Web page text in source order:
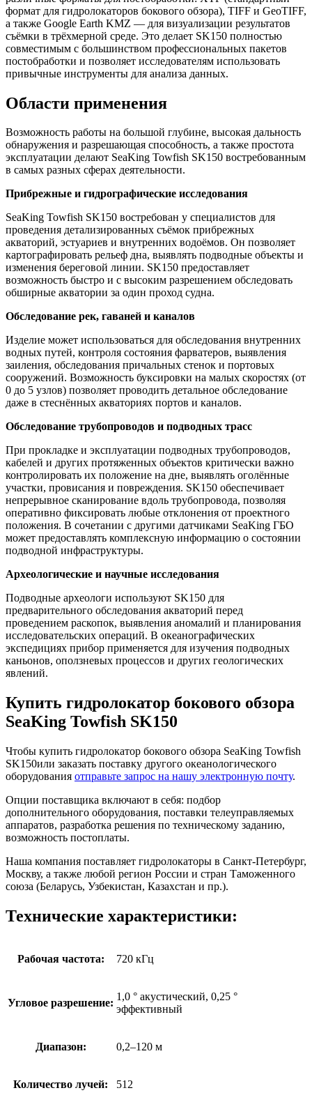
формат для гидролокаторов бокового обзора), TIFF и GeoTIFF,
а также Google Earth KMZ — для визуализации результатов
съёмки в трёхмерной среде. Это делает SK150 полностью
совместимым с большинством профессиональных пакетов
постобработки и позволяет исследователям использовать
привычные инструменты для анализа данных.
Области применения
Возможность работы на большой глубине, высокая дальность
обнаружения и разрешающая способность, а также простота
эксплуатации делают SeaKing Towfish SK150 востребованным
в самых разных сферах деятельности.
Прибрежные и гидрографические исследования
SeaKing Towfish SK150 востребован у специалистов для
проведения детализированных съёмок прибрежных
акваторий, эстуариев и внутренних водоёмов. Он позволяет
картографировать рельеф дна, выявлять подводные объекты и
изменения береговой линии. SK150 предоставляет
возможность быстро и с высоким разрешением обследовать
обширные акватории за один проход судна.
Обследование рек, гаваней и каналов
Изделие может использоваться для обследования внутренних
водных путей, контроля состояния фарватеров, выявления
заиления, обследования причальных стенок и портовых
сооружений. Возможность буксировки на малых скоростях (от
0 до 5 узлов) позволяет проводить детальное обследование
даже в стеснённых акваториях портов и каналов.
Обследование трубопроводов и подводных трасс
При прокладке и эксплуатации подводных трубопроводов,
кабелей и других протяженных объектов критически важно
контролировать их положение на дне, выявлять оголённые
участки, провисания и повреждения. SK150 обеспечивает
непрерывное сканирование вдоль трубопровода, позволяя
оперативно фиксировать любые отклонения от проектного
положения. В сочетании с другими датчиками SeaKing ГБО
может предоставлять комплексную информацию о состоянии
подводной инфраструктуры.
Археологические и научные исследования
Подводные археологи используют SK150 для
предварительного обследования акваторий перед
проведением раскопок, выявления аномалий и планирования
исследовательских операций. В океанографических
экспедициях прибор применяется для изучения подводных
каньонов, оползневых процессов и других геологических
явлений.
Купить гидролокатор бокового обзора
SeaKing Towfish SK150
Чтобы купить гидролокатор бокового обзора SeaKing Towfish
SK150или заказать поставку другого океанологического
оборудования отправьте запрос на нашу электронную почту.
Опции поставщика включают в себя: подбор
дополнительного оборудования, поставки телеуправляемых
аппаратов, разработка решения по техническому заданию,
возможность постоплаты.
Наша компания поставляет гидролокаторы в Санкт-Петербург,
Москву, а также любой регион России и стран Таможенного
союза (Беларусь, Узбекистан, Казахстан и пр.).
Технические характеристики:
Рабочая частота: 720 кГц
Угловое разрешение:
1,0 ° акустический, 0,25 °
эффективный
Диапазон: 0,2–120 м
Количество лучей: 512